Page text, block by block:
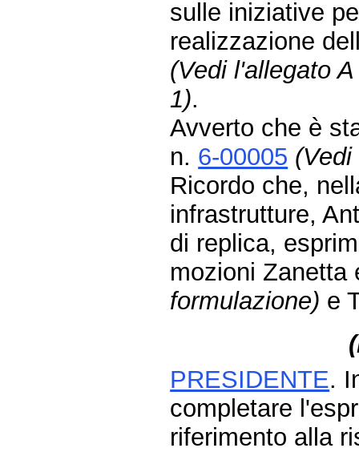
sulle iniziative
realizzazione
(Vedi l'allegato
1).
Avverto che è
n. 6-00005
Ricordo che,
infrastrutture,
di replica,
mozioni
formulazione) e
PRESIDENTE.
completare
riferimento alla